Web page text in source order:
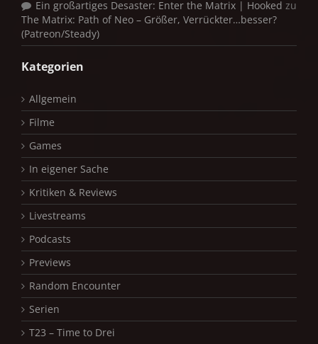
Ein großartiges Desaster: Enter the Matrix | Hooked zu
The Matrix: Path of Neo – Größer, Verrückter…besser?
(Patreon/Steady)
Kategorien
Allgemein
Filme
Games
In eigener Sache
Kritiken & Reviews
Livestreams
Podcasts
Previews
Random Encounter
Serien
T23 – Time to Drei